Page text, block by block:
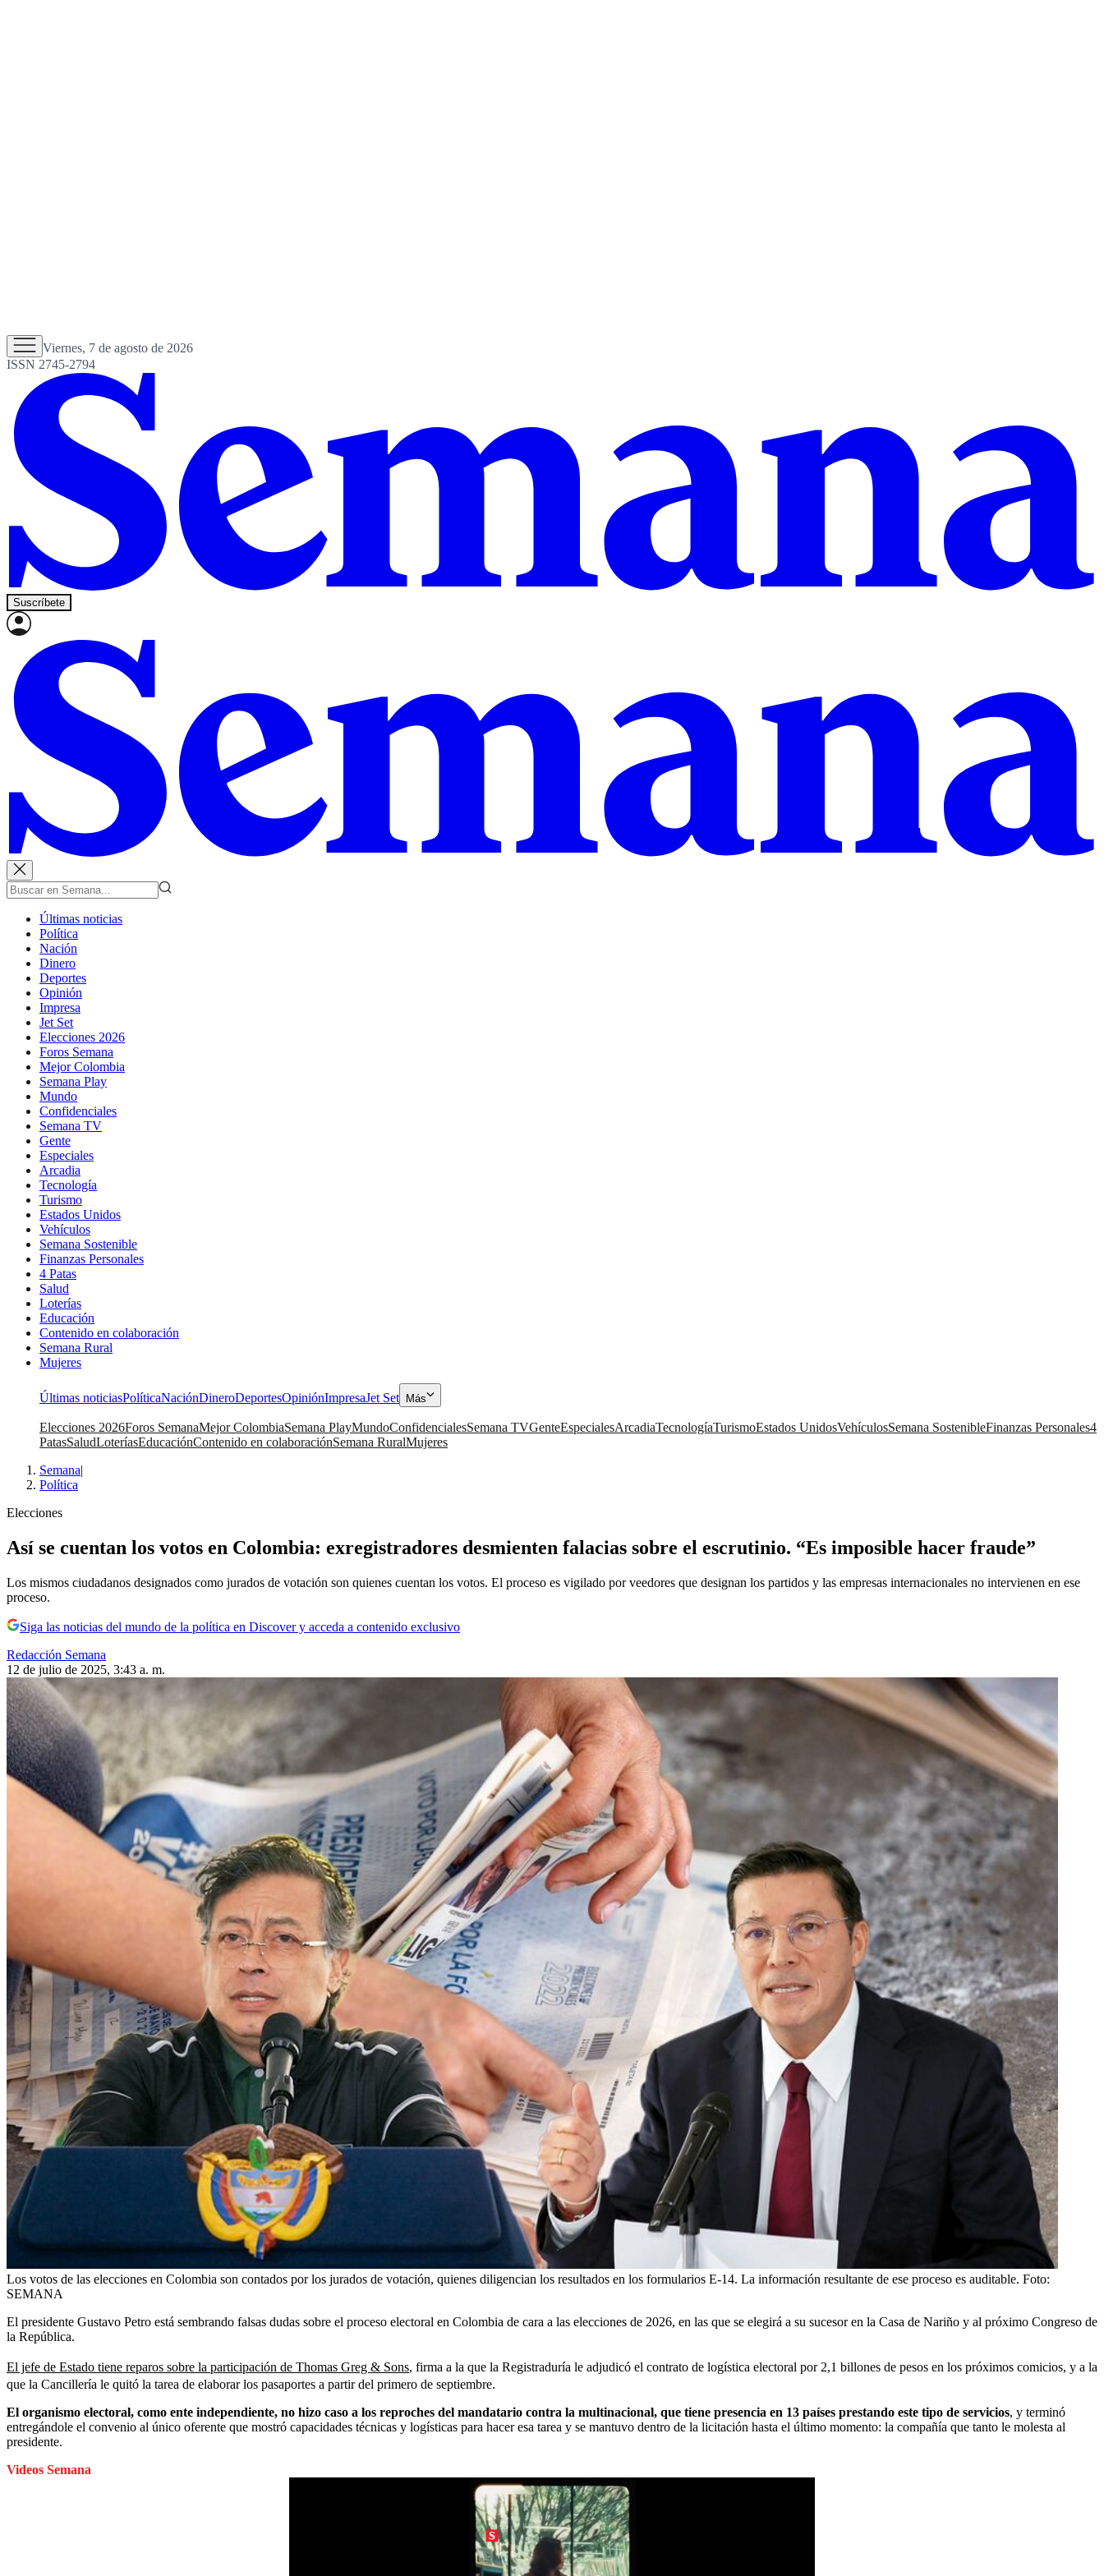
Viernes, 7 de agosto de 2026
ISSN 2745-2794
Suscríbete
Últimas noticias
Política
Nación
Dinero
Deportes
Opinión
Impresa
Jet Set
Elecciones 2026
Foros Semana
Mejor Colombia
Semana Play
Mundo
Confidenciales
Semana TV
Gente
Especiales
Arcadia
Tecnología
Turismo
Estados Unidos
Vehículos
Semana Sostenible
Finanzas Personales
4 Patas
Salud
Loterías
Educación
Contenido en colaboración
Semana Rural
Mujeres
Últimas noticiasPolíticaNaciónDineroDeportesOpiniónImpresaJet Set Más
Elecciones 2026Foros SemanaMejor ColombiaSemana PlayMundoConfidencialesSemana TVGenteEspecialesArcadiaTecnologíaTurismoEstados UnidosVehículosSemana SostenibleFinanzas Personales4
PatasSaludLoteríasEducaciónContenido en colaboraciónSemana RuralMujeres
Semana|
Política
Elecciones
Así se cuentan los votos en Colombia: exregistradores desmienten falacias sobre el escrutinio. “Es imposible hacer fraude”
Los mismos ciudadanos designados como jurados de votación son quienes cuentan los votos. El proceso es vigilado por veedores que designan los partidos y las empresas internacionales no intervienen en ese
proceso.
Siga las noticias del mundo de la política en Discover y acceda a contenido exclusivo
Redacción Semana
12 de julio de 2025, 3:43 a. m.
Los votos de las elecciones en Colombia son contados por los jurados de votación, quienes diligencian los resultados en los formularios E-14. La información resultante de ese proceso es auditable. Foto:
SEMANA
El presidente Gustavo Petro está sembrando falsas dudas sobre el proceso electoral en Colombia de cara a las elecciones de 2026, en las que se elegirá a su sucesor en la Casa de Nariño y al próximo Congreso de
la República.
El jefe de Estado tiene reparos sobre la participación de Thomas Greg & Sons, firma a la que la Registraduría le adjudicó el contrato de logística electoral por 2,1 billones de pesos en los próximos comicios, y a la
que la Cancillería le quitó la tarea de elaborar los pasaportes a partir del primero de septiembre.
El organismo electoral, como ente independiente, no hizo caso a los reproches del mandatario contra la multinacional, que tiene presencia en 13 países prestando este tipo de servicios, y terminó
entregándole el convenio al único oferente que mostró capacidades técnicas y logísticas para hacer esa tarea y se mantuvo dentro de la licitación hasta el último momento: la compañía que tanto le molesta al
presidente.
Videos Semana